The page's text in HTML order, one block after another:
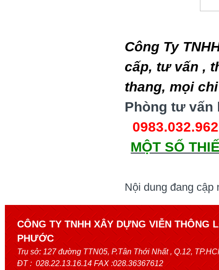
Công Ty
cấp, tư vấn ,
thang, mọi
Phòng tư vấn
0983.032.962
MỘT SỐ
Nội dung đang cập
CÔNG TY TNHH XÂY DỰNG VIỄN THÔNG
PHƯỚC
Trụ sở: 127 đường TTN05, P.Tân Thới Nhất, Q.12,
ĐT : 028.22.13.16.14 FAX :028.36367612